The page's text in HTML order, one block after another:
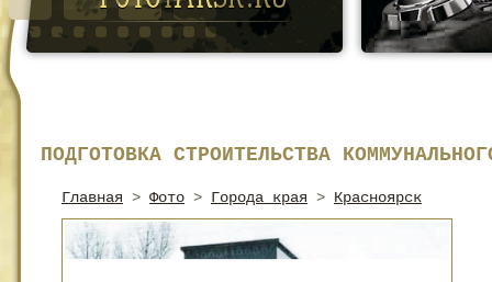
ПОДГОТОВКА СТРОИТЕЛЬСТВА
Главная > Фото > Города края > Красноярск